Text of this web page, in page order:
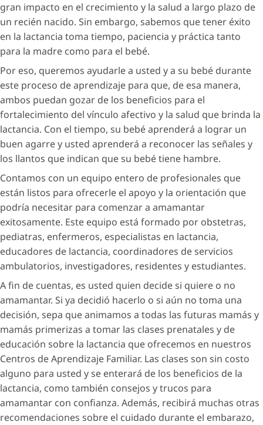
gran impacto en el crecimiento y la salud a largo plazo de
un recién nacido. Sin embargo, sabemos que tener éxito
en la lactancia toma tiempo, paciencia y práctica tanto
para la madre como para el bebé.
Por eso, queremos ayudarle a usted y a su bebé durante
este proceso de aprendizaje para que, de esa manera,
ambos puedan gozar de los beneficios para el
fortalecimiento del vínculo afectivo y la salud que brinda la
lactancia. Con el tiempo, su bebé aprenderá a lograr un
buen agarre y usted aprenderá a reconocer las señales y
los llantos que indican que su bebé tiene hambre.
Contamos con un equipo entero de profesionales que
están listos para ofrecerle el apoyo y la orientación que
podría necesitar para comenzar a amamantar
exitosamente. Este equipo está formado por obstetras,
pediatras, enfermeros, especialistas en lactancia,
educadores de lactancia, coordinadores de servicios
ambulatorios, investigadores, residentes y estudiantes.
A fin de cuentas, es usted quien decide si quiere o no
amamantar. Si ya decidió hacerlo o si aún no toma una
decisión, sepa que animamos a todas las futuras mamás y
mamás primerizas a tomar las clases prenatales y de
educación sobre la lactancia que ofrecemos en nuestros
Centros de Aprendizaje Familiar. Las clases son sin costo
alguno para usted y se enterará de los beneficios de la
lactancia, como también consejos y trucos para
amamantar con confianza. Además, recibirá muchas otras
recomendaciones sobre el cuidado durante el embarazo,